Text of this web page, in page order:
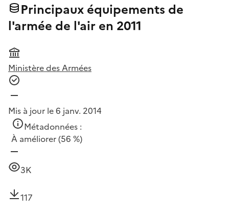
Principaux équipements de
l'armée de l'air en 2011
Ministère des Armées
Mis à jour le 6 janv. 2014
Métadonnées :
À améliorer(56 %)
3K
117